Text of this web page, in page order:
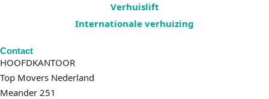
Verhuislift
Internationale verhuizing
Contact
HOOFDKANTOOR
Top Movers Nederland
Meander 251